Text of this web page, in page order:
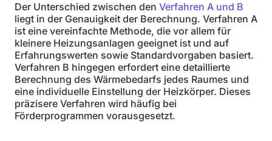
Der Unterschied zwischen den Verfahren A und B
liegt in der Genauigkeit der Berechnung. Verfahren A
ist eine vereinfachte Methode, die vor allem für
kleinere Heizungsanlagen geeignet ist und auf
Erfahrungswerten sowie Standardvorgaben basiert.
Verfahren B hingegen erfordert eine detaillierte
Berechnung des Wärmebedarfs jedes Raumes und
eine individuelle Einstellung der Heizkörper. Dieses
präzisere Verfahren wird häufig bei
Förderprogrammen vorausgesetzt.